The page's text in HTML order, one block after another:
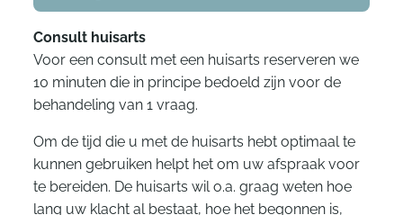
Consult huisarts
Voor een consult met een huisarts reserveren we
10 minuten die in principe bedoeld zijn voor de
behandeling van 1 vraag.
Om de tijd die u met de huisarts hebt optimaal te
kunnen gebruiken helpt het om uw afspraak voor
te bereiden. De huisarts wil o.a. graag weten hoe
lang uw klacht al bestaat, hoe het begonnen is,